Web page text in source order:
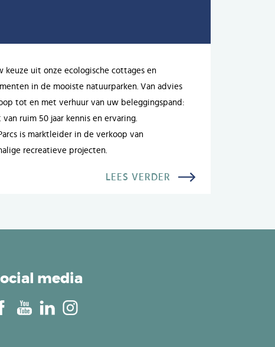
keuze uit onze ecologische cottages en
in de mooiste natuurparken. Van advies
tot en met verhuur van uw beleggingspand:
van ruim 50 jaar kennis en ervaring.
is marktleider in de verkoop van
recreatieve projecten.
LEES VERDER
media